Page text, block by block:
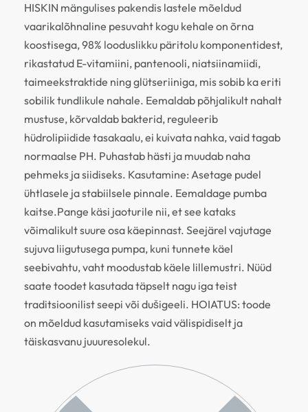
HISKIN mängulises pakendis lastele mõeldud
vaarikalõhnaline pesuvaht kogu kehale on õrna
koostisega, 98% looduslikku päritolu komponentidest,
rikastatud E-vitamiini, pantenooli, niatsiinamiidi,
taimeekstraktide ning glütseriiniga, mis sobib ka eriti
sobilik tundlikule nahale. Eemaldab põhjalikult nahalt
mustuse, kõrvaldab bakterid, reguleerib
hüdrolipiidide tasakaalu, ei kuivata nahka, vaid tagab
normaalse PH. Puhastab hästi ja muudab naha
pehmeks ja siidiseks. Kasutamine: Asetage pudel
ühtlasele ja stabiilsele pinnale. Eemaldage pumba
kaitse.Pange käsi jaoturile nii, et see kataks
võimalikult suure osa käepinnast. Seejärel vajutage
sujuva liigutusega pumpa, kuni tunnete käel
seebivahtu, vaht moodustab käele lillemustri. Nüüd
saate toodet kasutada täpselt nagu iga teist
traditsioonilist seepi või dušigeeli. HOIATUS: toode
on mõeldud kasutamiseks vaid välispidiselt ja
täiskasvanu juuuresolekul.